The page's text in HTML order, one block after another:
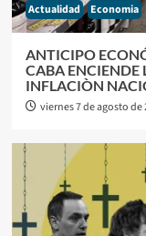
Actualidad Economia
ANTICIPO
CABA ENCIENDE
INFLACIÒN
viernes 7 de agosto de